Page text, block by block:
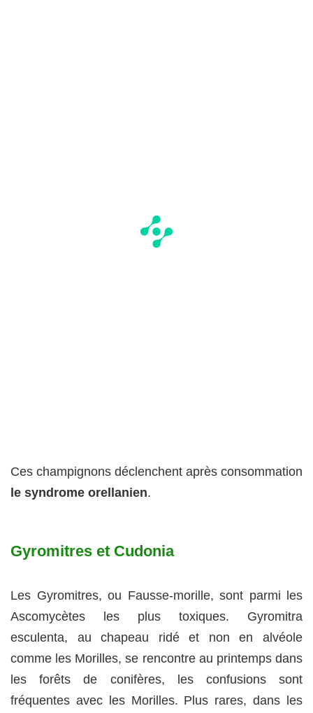
Ces champignons déclenchent après consommation
le syndrome orellanien.
Gyromitres et Cudonia
Les Gyromitres, ou Fausse-morille, sont parmi les
Ascomycètes les plus toxiques. Gyromitra
esculenta, au chapeau ridé et non en alvéole
comme les Morilles, se rencontre au printemps dans
les forêts de conifères, les confusions sont
fréquentes avec les Morilles. Plus rares, dans les